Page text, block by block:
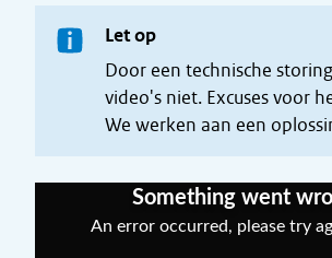
Let op
Door een technische
video's niet. Excuses voor
We werken aan een